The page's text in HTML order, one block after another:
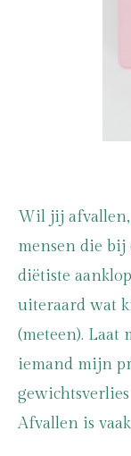
Wil jij afvallen,
mensen die bij
diëtiste
uiteraard wat
(meteen). Laat
iemand mijn
Afvallen is